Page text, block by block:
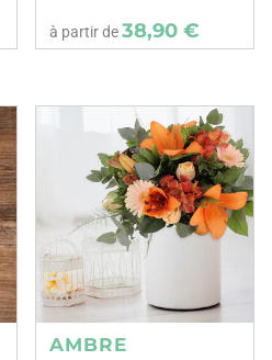
à partir de38,90 €
AMBRE